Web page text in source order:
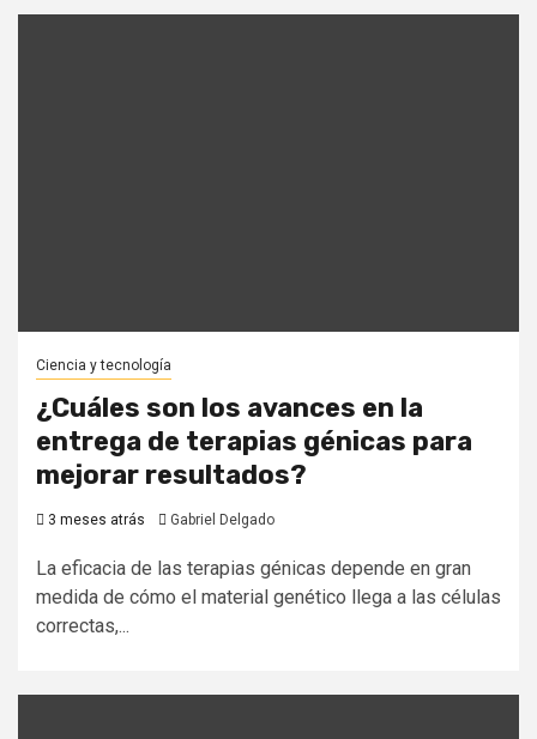
Ciencia y tecnología
¿Cuáles son los avances en la
entrega de terapias génicas para
mejorar resultados?
3 meses atrás Gabriel Delgado
La eficacia de las terapias génicas depende en gran
medida de cómo el material genético llega a las células
correctas,...